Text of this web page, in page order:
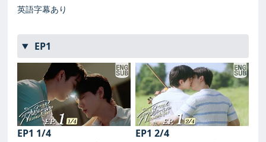
英語字幕あり
EP1
EP1 1/4 EP1 2/4